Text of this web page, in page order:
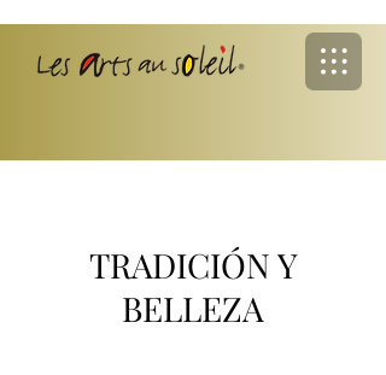
TRADICIÓN Y
BELLEZA